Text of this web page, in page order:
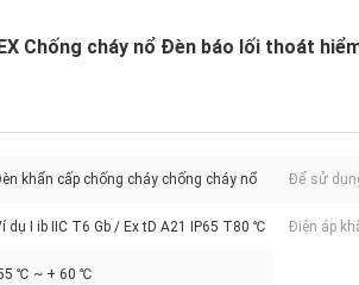
Chống cháy nổ Đèn báo lối thoát
khẩn cấp chống cháy chống cháy nổ Để sử
dụ I ib IIC T6 Gb / Ex tD A21 IP65 T80 ℃ Điện áp
℃ ~ + 60 ℃